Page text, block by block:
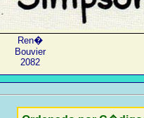
Ren�
Bouvier
2082